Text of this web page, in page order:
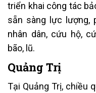
triển khai công tác
sẵn sàng lực lượng,
nhân dân, cứu hộ,
bão, lũ.
Quảng Trị
Tại Quảng Trị, chiều